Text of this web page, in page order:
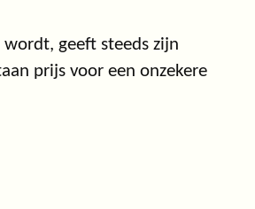
geeft steeds zijn
prijs voor een onzekere